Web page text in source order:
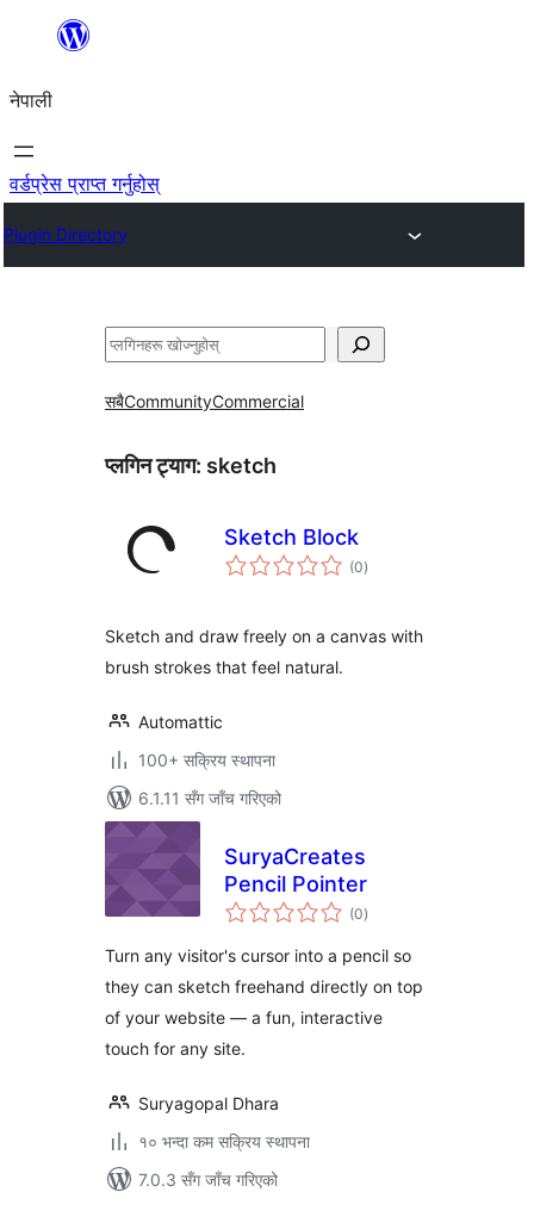
सामग्रीमा
नेपाली
वर्डप्रेस प्राप्त गर्नुहोस्
Plugin Directory
खोज्नुहोस्
सबैCommunityCommercial
प्लगिन ट्याग: sketch
Sketch Block
(0कुल
रेटिङ्गहरू
)
Sketch and draw freely on a canvas with
brush strokes that feel natural.
Automattic
100+ सक्रिय स्थापना
6.1.11 सँग जाँच गरिएको
SuryaCreates
Pencil Pointer
(0कुल
रेटिङ्गहरू
)
Turn any visitor's cursor into a pencil so
they can sketch freehand directly on top
of your website — a fun, interactive
touch for any site.
Suryagopal Dhara
१० भन्दा कम सक्रिय स्थापना
7.0.3 सँग जाँच गरिएको